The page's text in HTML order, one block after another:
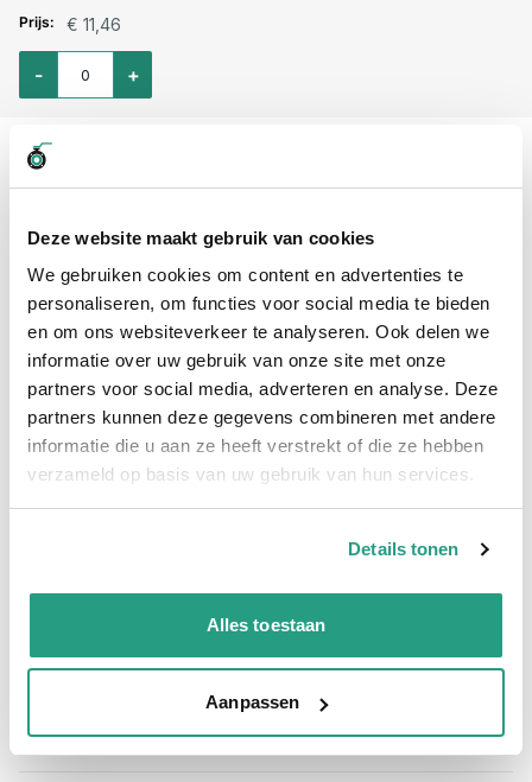
Deze website maakt gebruik van cookies
We gebruiken cookies om content en advertenties te
personaliseren, om functies voor social media te bieden
en om ons websiteverkeer te analyseren. Ook delen we
informatie over uw gebruik van onze site met onze
partners voor social media, adverteren en analyse. Deze
partners kunnen deze gegevens combineren met andere
informatie die u aan ze heeft verstrekt of die ze hebben
verzameld op basis van uw gebruik van hun services.
Details tonen
Alles toestaan
Aanpassen
€ 11,46
Aantal voor Slangverbinder kruisstuk rvs304 9mm-9mm
+
-
Aantal voor Slangverbinder kruisstuk rvs304 13mm-13mm
-
Professioneel advies
15.000 producten uit voorraad
Hoge klantbeoordelingen: 9/10
Snelle levering
Snel naar